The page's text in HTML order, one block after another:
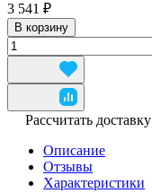
3 541 ₽
В корзину
Рассчитать доставку
Описание
Отзывы
Характеристики